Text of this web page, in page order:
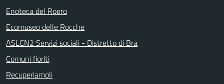
Enoteca del Roero
Ecomuseo delle Rocche
ASLCN2 Servizi sociali - Distretto di Bra
Comuni fioriti
Recuperiamoli